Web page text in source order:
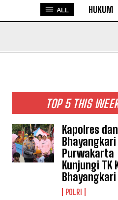
ALL HUKUM
TOP 5 THIS
Kapolres
Bhayangkari
Purwakarta
Kunjungi TK
Bhayangkari
POLRI